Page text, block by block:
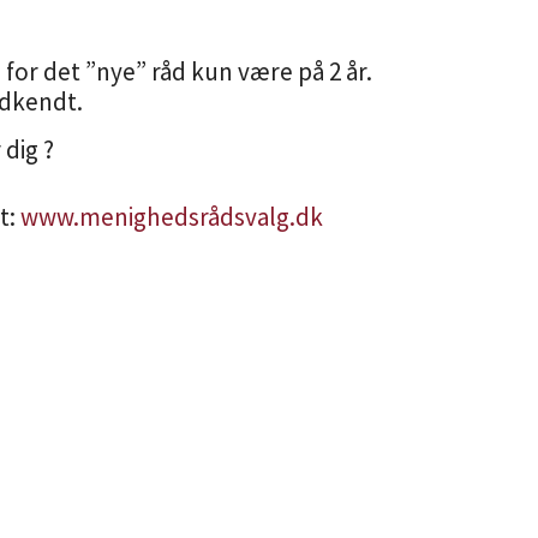
det ”nye” råd kun være på 2 år.
?
www.menighedsrådsvalg.dk